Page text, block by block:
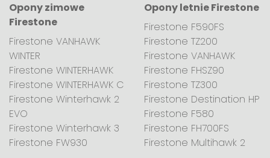
Opony zimowe
Firestone
Firestone VANHAWK
WINTER
Firestone WINTERHAWK
Firestone WINTERHAWK C
Firestone Winterhawk 2
EVO
Firestone Winterhawk 3
Firestone FW930
Opony letnie Firestone
Firestone F590FS
Firestone TZ200
Firestone VANHAWK
Firestone FHSZ90
Firestone TZ300
Firestone Destination HP
Firestone F580
Firestone FH700FS
Firestone Multihawk 2